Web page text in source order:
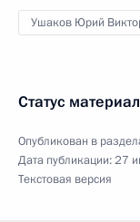
Ушаков Юрий
Статус
Опубликован в
Дата публикации:27
Текстовая версия